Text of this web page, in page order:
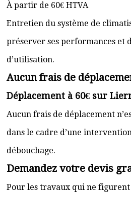
À partir de 60€ HTVA
Entretien du système de
préserver ses performances et
d’utilisation.
Aucun frais de
Déplacement à 60€ sur
Aucun frais de déplacement
dans le cadre d’une
débouchage.
Demandez votre devis
Pour les travaux qui ne figurent